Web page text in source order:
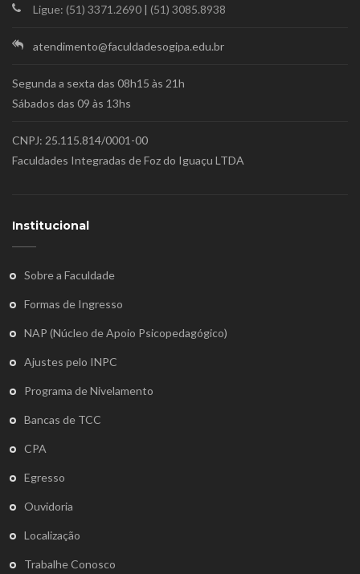
Ligue: (51) 3371.2690 | (51) 3085.8938
atendimento@faculdadesogipa.edu.br
Segunda a sexta das 08h15 às 21h
Sábados das 09 às 13hs
CNPJ: 25.115.814/0001-00
Faculdades Integradas de Foz do Iguaçu LTDA
Institucional
Sobre a Faculdade
Formas de Ingresso
NAP (Núcleo de Apoio Psicopedagógico)
Ajustes pelo INPC
Programa de Nivelamento
Bancas de TCC
CPA
Egresso
Ouvidoria
Localização
Trabalhe Conosco